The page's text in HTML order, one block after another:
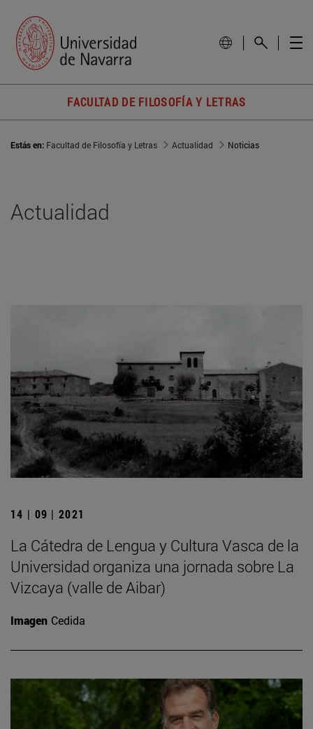
FACULTAD DE FILOSOFÍA Y LETRAS
Estás en: Facultad de Filosofía y Letras Actualidad Noticias
Actualidad
14 | 09 | 2021
La Cátedra de Lengua y Cultura Vasca de la
Universidad organiza una jornada sobre La
Vizcaya (valle de Aibar)
Imagen Cedida